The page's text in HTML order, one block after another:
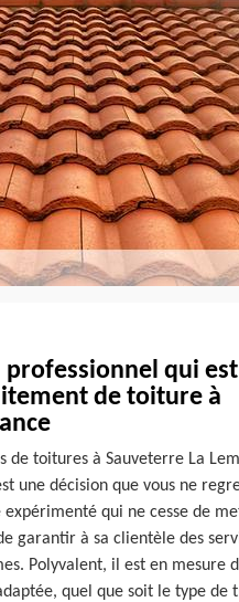
qui
de toiture à
de toitures à Sauveterre La
une décision que vous ne
qui ne cesse de
garantir à sa clientèle des
Polyvalent, il est en mesure
quel que soit le type de